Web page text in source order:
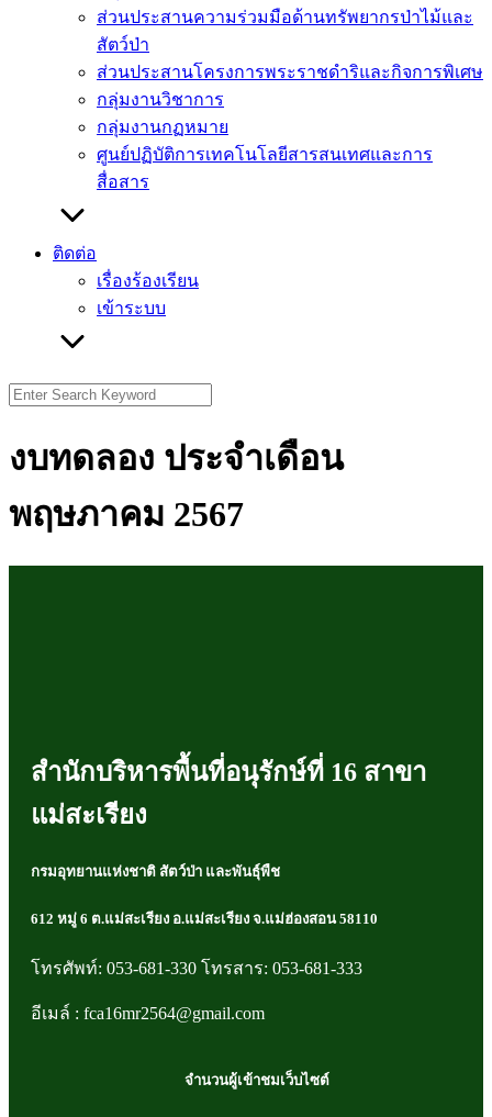
ส่วนประสานความร่วมมือด้านทรัพยากรป่าไม้และ
สัตว์ป่า
ส่วนประสานโครงการพระราชดำริและกิจการพิเศษ
กลุ่มงานวิชาการ
กลุ่มงานกฏหมาย
ศูนย์ปฏิบัติการเทคโนโลยีสารสนเทศและการ
สื่อสาร
ติดต่อ
เรื่องร้องเรียน
เข้าระบบ
Search
for:
งบทดลอง ประจำเดือน
พฤษภาคม 2567
สำนักบริหารพื้นที่อนุรักษ์ที่ 16 สาขา
แม่สะเรียง
กรมอุทยานแห่งชาติ สัตว์ป่า และพันธุ์พืช
612 หมู่ 6 ต.แม่สะเรียง อ.แม่สะเรียง จ.แม่ฮ่องสอน 58110
โทรศัพท์: 053-681-330 โทรสาร: 053-681-333
อีเมล์ : fca16mr2564@gmail.com
จำนวนผู้เข้าชมเว็บไซต์